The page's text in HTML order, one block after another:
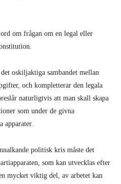
om frågan om en legal eller
oskiljaktiga sambandet mellan
och kompletterar den legala
naturligtvis att man skall skapa
som under de givna
apparater.
politisk kris måste det
som kan utvecklas efter
mycket viktig del, av arbetet kan